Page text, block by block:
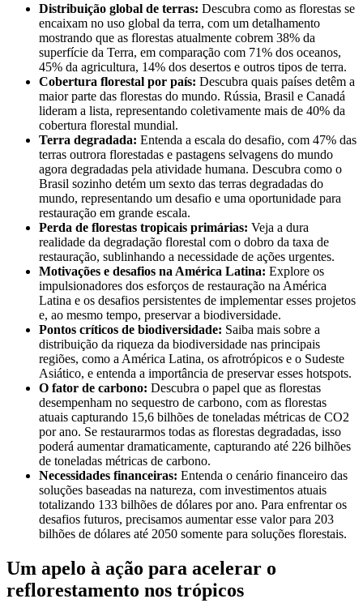
Distribuição global de terras: Descubra como as florestas se
encaixam no uso global da terra, com um detalhamento
mostrando que as florestas atualmente cobrem 38% da
superfície da Terra, em comparação com 71% dos oceanos,
45% da agricultura, 14% dos desertos e outros tipos de terra.
Cobertura florestal por país: Descubra quais países detêm a
maior parte das florestas do mundo. Rússia, Brasil e Canadá
lideram a lista, representando coletivamente mais de 40% da
cobertura florestal mundial.
Terra degradada: Entenda a escala do desafio, com 47% das
terras outrora florestadas e pastagens selvagens do mundo
agora degradadas pela atividade humana. Descubra como o
Brasil sozinho detém um sexto das terras degradadas do
mundo, representando um desafio e uma oportunidade para
restauração em grande escala.
Perda de florestas tropicais primárias: Veja a dura
realidade da degradação florestal com o dobro da taxa de
restauração, sublinhando a necessidade de ações urgentes.
Motivações e desafios na América Latina: Explore os
impulsionadores dos esforços de restauração na América
Latina e os desafios persistentes de implementar esses projetos
e, ao mesmo tempo, preservar a biodiversidade.
Pontos críticos de biodiversidade: Saiba mais sobre a
distribuição da riqueza da biodiversidade nas principais
regiões, como a América Latina, os afrotrópicos e o Sudeste
Asiático, e entenda a importância de preservar esses hotspots.
O fator de carbono: Descubra o papel que as florestas
desempenham no sequestro de carbono, com as florestas
atuais capturando 15,6 bilhões de toneladas métricas de CO2
por ano. Se restaurarmos todas as florestas degradadas, isso
poderá aumentar dramaticamente, capturando até 226 bilhões
de toneladas métricas de carbono.
Necessidades financeiras: Entenda o cenário financeiro das
soluções baseadas na natureza, com investimentos atuais
totalizando 133 bilhões de dólares por ano. Para enfrentar os
desafios futuros, precisamos aumentar esse valor para 203
bilhões de dólares até 2050 somente para soluções florestais.
Um apelo à ação para acelerar o
reflorestamento nos trópicos